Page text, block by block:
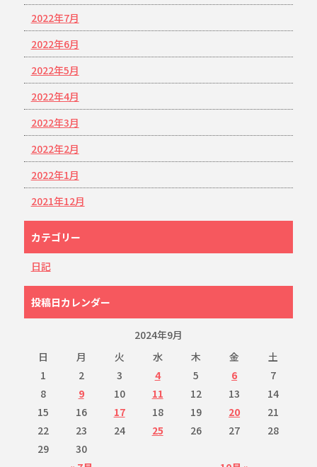
2022年7月
2022年6月
2022年5月
2022年4月
2022年3月
2022年2月
2022年1月
2021年12月
カテゴリー
日記
投稿日カレンダー
2024年9月
日
月 火 水 木 金 土
1 2 3 4 5 6
7
8
9 10 11 12 13
14
15
16 17 18 19 20
21
22
23 24 25 26 27
28
29
30